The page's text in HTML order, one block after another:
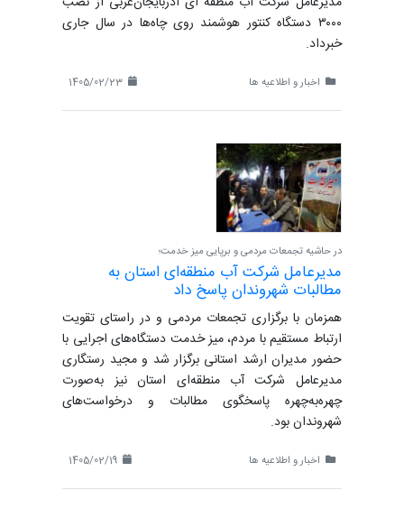
۳۰۰۰ دستگاه کنتور هوشمند روی چاه‌ها در سال جاری
خبرداد.
اخبار و اطلاعیه ها
در حاشیه تجمعات مردمی و برپایی میز خدمت؛
مدیرعامل شرکت آب منطقه‌ای استان به
مطالبات شهروندان پاسخ داد
همزمان با برگزاری تجمعات مردمی و در راستای تقویت
ارتباط مستقیم با مردم، میز خدمت دستگاه‌های اجرایی با
حضور مدیران ارشد استانی برگزار شد و مجید رستگاری
مدیرعامل شرکت آب منطقه‌ای استان نیز به‌صورت
چهره‌به‌چهره پاسخگوی مطالبات و درخواست‌های
شهروندان بود.
اخبار و اطلاعیه ها